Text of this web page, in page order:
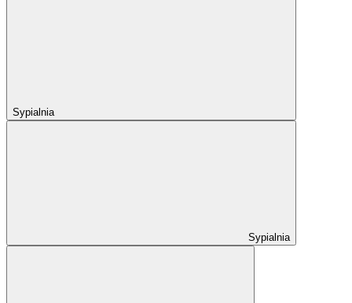
Sypialnia
Sypialnia